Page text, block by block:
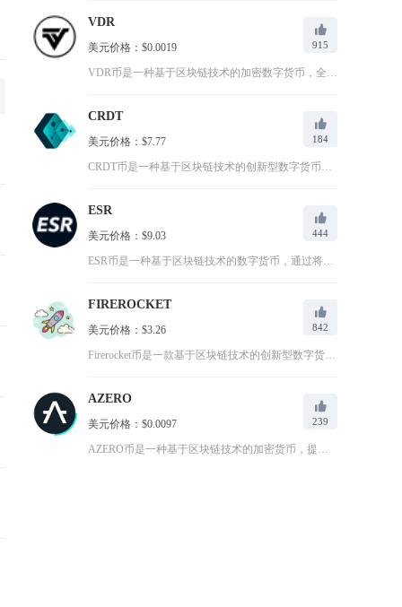
VDR
美元价格：$0.0019 915
VDR币是一种基于区块链技术的加密数字货币，全称为Visio...
CRDT
美元价格：$7.77 184
CRDT币是一种基于区块链技术的创新型数字货币，全称为Cha...
ESR
美元价格：$9.03 444
ESR币是一种基于区块链技术的数字货币，通过将电子竞技与区块...
FIREROCKET
美元价格：$3.26 842
Firerocket币是一款基于区块链技术的创新型数字货币，...
AZERO
美元价格：$0.0097 239
AZERO币是一种基于区块链技术的加密货币，提供安全、快速和...